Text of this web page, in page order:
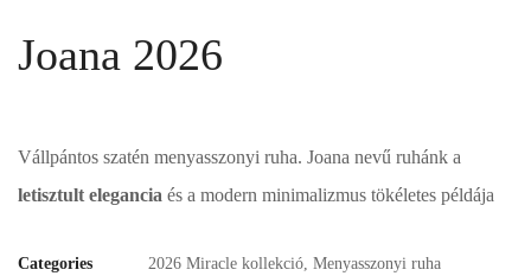
Joana 2026
Vállpántos szatén menyasszonyi ruha. Joana nevű ruhánk a
letisztult elegancia és a modern minimalizmus tökéletes példája
Categories 2026 Miracle kollekció, Menyasszonyi ruha